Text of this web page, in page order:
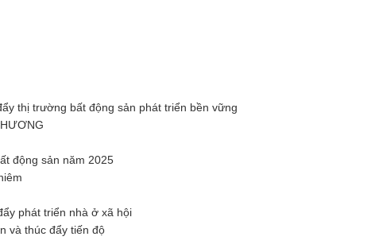
thị trường bất động sản phát triển bền vững
động sản năm 2025
phát triển nhà ở xã hội
và thúc đẩy tiến độ